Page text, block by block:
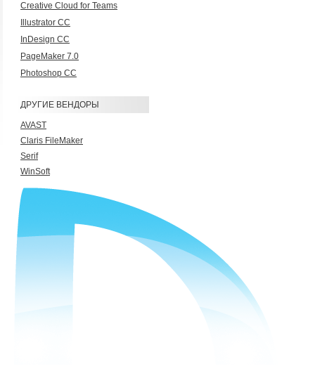
Creative Cloud for Teams
Illustrator CC
InDesign CC
PageMaker 7.0
Photoshop CC
ДРУГИЕ ВЕНДОРЫ
AVAST
Claris FileMaker
Serif
WinSoft